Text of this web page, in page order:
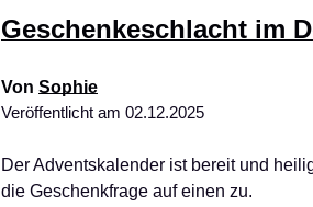
Geschenkeschlacht im
Von Sophie
Veröffentlicht am 02.12.2025
Der Adventskalender ist bereit und
die Geschenkfrage auf einen zu.